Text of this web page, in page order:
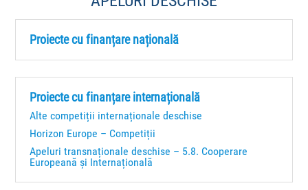
Proiecte cu finanțare națională
Proiecte cu finanțare internațională
Alte competiții internaționale deschise
Horizon Europe – Competiții
Apeluri transnaționale deschise – 5.8. Cooperare
Europeană și Internațională